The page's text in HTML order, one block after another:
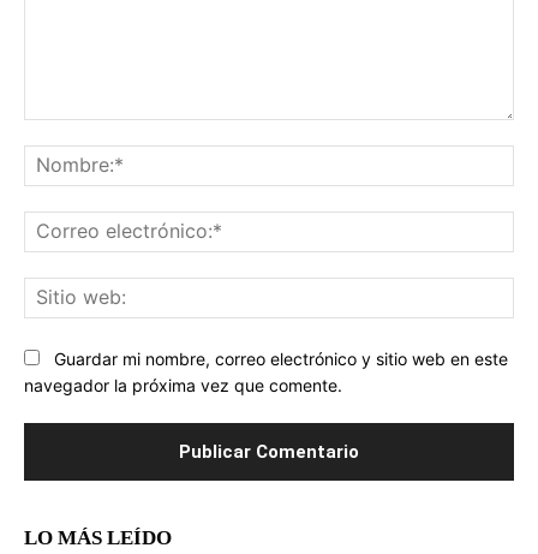
Guardar mi nombre, correo electrónico y sitio web en este
navegador la próxima vez que comente.
LO MÁS LEÍDO